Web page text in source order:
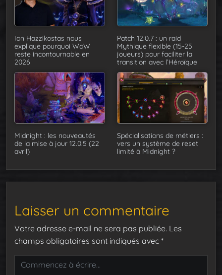
Ion Hazzikostas nous
explique pourquoi WoW
reste incontournable en
2026
Patch 12.0.7 : un raid
Mythique flexible (15-25
joueurs) pour faciliter la
transition avec l’Héroïque
Midnight : les nouveautés
de la mise à jour 12.0.5 (22
avril)
Spécialisations de métiers :
vers un système de reset
limité à Midnight ?
Laisser un commentaire
Votre adresse e-mail ne sera pas publiée. Les
champs obligatoires sont indiqués avec *